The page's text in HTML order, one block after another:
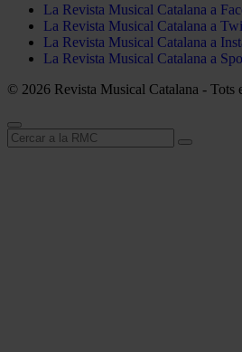
La Revista Musical Catalana a
La Revista Musical Catalana a
La Revista Musical Catalana a
La Revista Musical Catalana a
© 2026 Revista Musical Catalana - Tots
Cerca